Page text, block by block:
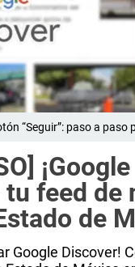
“Seguir”: paso a
feed de
de
Google Discover!